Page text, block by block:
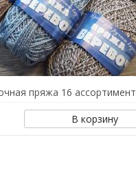
пряжа 16 ассортимент
В корзину